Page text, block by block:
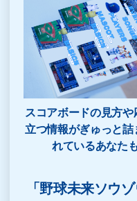
スコアボードの見方
立つ情報がぎゅっと
れているあなた
「野球未来ソウ